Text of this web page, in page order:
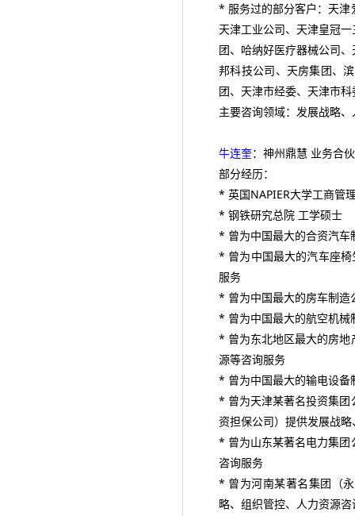
* 服务过的部分客户：天津
天津工业公司、天津皇冠
团、哈纳好医疗器械公司
邦科技公司、天房集团、
团、天津市经委、天津市
主要咨询领域：发展战略
牛连奎：神州鼎慧 业务合
部分经历：
* 英国NAPIER大学工商管
* 钢铁研究总院 工学硕士
* 曾为中国最大的合资汽车
* 曾为中国最大的汽车座
服务
* 曾为中国最大的房车制造
* 曾为中国最大的航空机械
* 曾为东北地区最大的房地
源等咨询服务
* 曾为中国最大的输电设备
* 曾为天津某著名投资集团
资担保公司）提供发展战
* 曾为山东某著名电力集团
咨询服务
* 曾为河南某著名集团（
略、组织管控、人力资源